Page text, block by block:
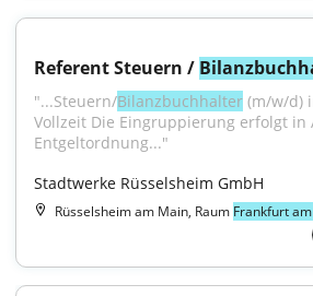
Referent Steuern /
"...Steuern/Bilanzbuchhalter (m/w/d)
Vollzeit Die Eingruppierung erfolgt in
Entgeltordnung..."
Stadtwerke Rüsselsheim GmbH
Rüsselsheim am Main, Raum Frankfurt